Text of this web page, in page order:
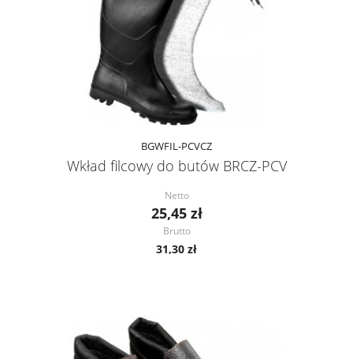
BGWFIL-PCVCZ
Wkład filcowy do butów BRCZ-PCV
Netto
25,45 zł
Brutto
31,30 zł